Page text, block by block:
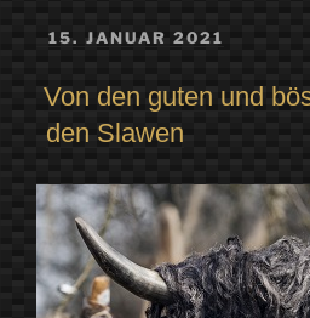
wieder
2.0“
VERÖFFENTLICHT
15. JANUAR 2021
Von den guten und
den Slawen